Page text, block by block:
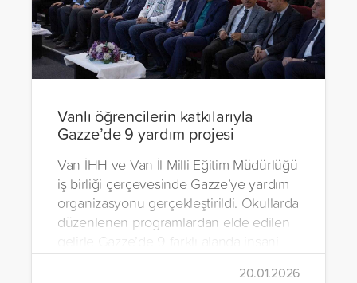
Vanlı öğrencilerin katkılarıyla
Gazze’de 9 yardım projesi
Van İHH ve Van İl Milli Eğitim Müdürlüğü
iş birliği çerçevesinde Gazze’ye yardım
organizasyonu gerçekleştirildi. Okullarda
düzenlenen programlardan elde edilen
gelirle Gazze’de 9 farklı alanda insani
yardım çalışmalarında bulunuldu.
20.01.2026